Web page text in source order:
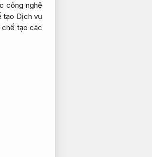
công nghệ
tạo Dịch vụ
chế tạo các